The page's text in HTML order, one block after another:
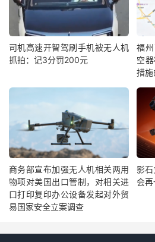
司机高速开智驾刷手机被无人机
抓拍：记3分罚200元
福
空
措
商务部宣布加强无人机相关两用
物项对美国出口管制，对相关进
口打印复印办公设备发起对外贸
易国家安全立案调查
影
会